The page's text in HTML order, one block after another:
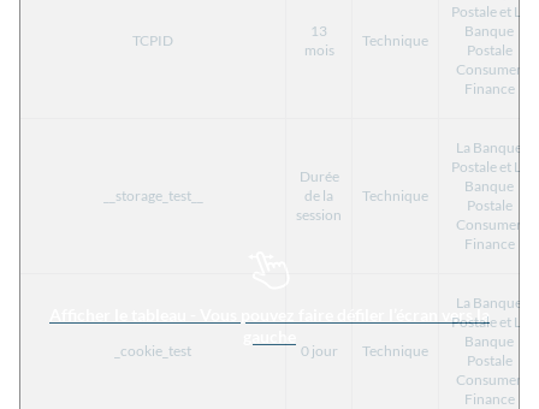
TCPID
13
mois
Technique
Postale et La
Banque
Postale
Consumer
Finance
__storage_test__
Durée
de la
session
Technique
La Banque
Postale et La
Banque
Postale
Consumer
Finance
_cookie_test 0 jour Technique
La Banque
Postale et La
Banque
Postale
Consumer
Finance
Afficher le tableau - Vous pouvez faire défiler l’écran vers la